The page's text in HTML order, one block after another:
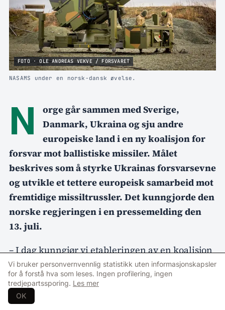
FOTO · OLE ANDREAS VEKVE / FORSVARET
NASAMS under en norsk-dansk øvelse.
N
orge går sammen med Sverige,
Danmark, Ukraina og sju andre
europeiske land i en ny koalisjon for
forsvar mot ballistiske missiler. Målet
beskrives som å styrke Ukrainas forsvarsevne
og utvikle et tettere europeisk samarbeid mot
fremtidige missiltrussler. Det kunngjorde den
norske regjeringen i en pressemelding den
13. juli.
– I dag kunngjør vi etableringen av en koalisjon
for defensivt forsvar mot ballistiske missiler
sammen med Ukraina og flere europeiske land.
Bakgrunnen er den voksende trusselen fra
Vi bruker personvernvennlig statistikk uten informasjonskapsler
for å forstå hva som leses. Ingen profilering, ingen
tredjepartssporing. Les mer
OK